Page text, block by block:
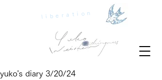
liberation
yuko's diary 3/20/24